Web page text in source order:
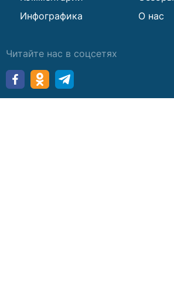
Инфографика
О нас
Читайте нас в соцсетях